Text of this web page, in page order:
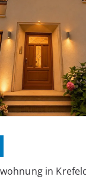
in